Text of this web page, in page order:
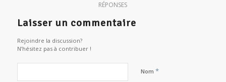
RÉPONSES
Laisser un commentaire
Rejoindre la discussion?
N’hésitez pas à contribuer !
Nom *